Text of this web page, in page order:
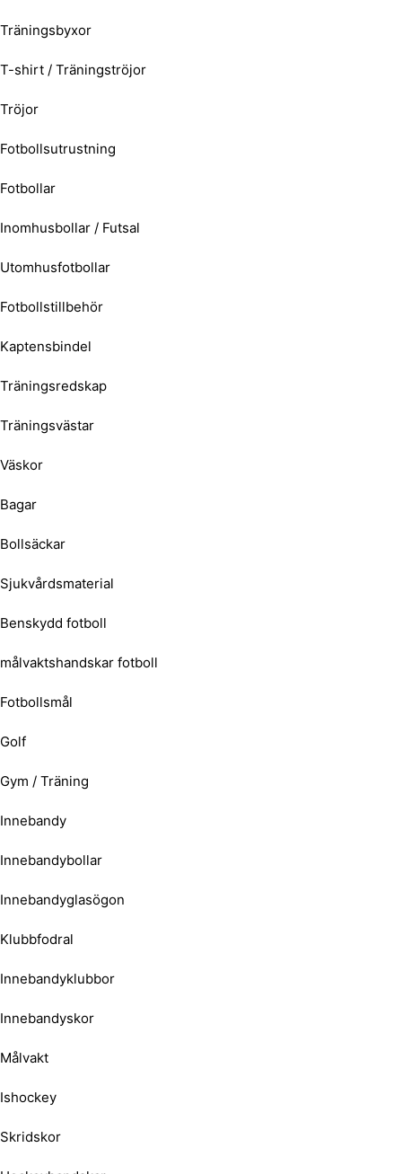
Träningsbyxor
T-shirt / Träningströjor
Tröjor
Fotbollsutrustning
Fotbollar
Inomhusbollar / Futsal
Utomhusfotbollar
Fotbollstillbehör
Kaptensbindel
Träningsredskap
Träningsvästar
Väskor
Bagar
Bollsäckar
Sjukvårdsmaterial
Benskydd fotboll
målvaktshandskar fotboll
Fotbollsmål
Golf
Gym / Träning
Innebandy
Innebandybollar
Innebandyglasögon
Klubbfodral
Innebandyklubbor
Innebandyskor
Målvakt
Ishockey
Skridskor